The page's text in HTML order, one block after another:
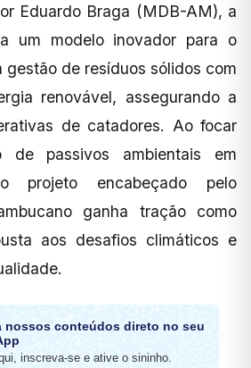
Eduardo Braga (MDB-AM), a
um modelo inovador para o
gestão de resíduos sólidos com
renovável, assegurando a
de catadores. Ao focar
de passivos ambientais em
projeto encabeçado pelo
ganha tração como
aos desafios climáticos e
nossos conteúdos direto no seu
inscreva-se e ative o sininho.